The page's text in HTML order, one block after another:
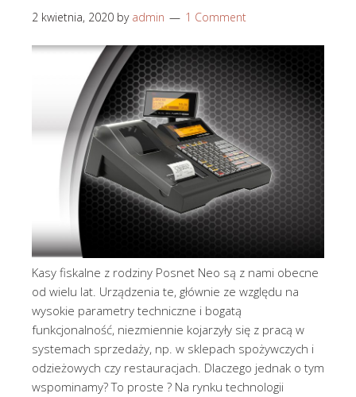
2 kwietnia, 2020 by admin 1 Comment
Kasy fiskalne z rodziny Posnet Neo są z nami obecne
od wielu lat. Urządzenia te, głównie ze względu na
wysokie parametry techniczne i bogatą
funkcjonalność, niezmiennie kojarzyły się z pracą w
systemach sprzedaży, np. w sklepach spożywczych i
odzieżowych czy restauracjach. Dlaczego jednak o tym
wspominamy? To proste ? Na rynku technologii